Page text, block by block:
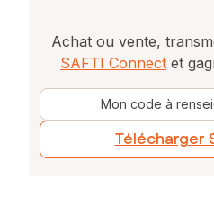
Achat ou vente,
SAFTI Connect et
Mon code à
Télécharger